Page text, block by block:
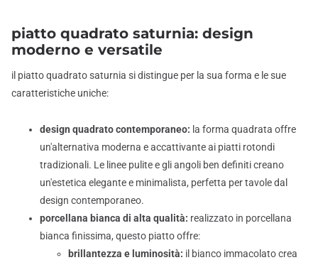
piatto quadrato saturnia: design
moderno e versatile
il piatto quadrato saturnia si distingue per la sua forma e le sue
caratteristiche uniche:
design quadrato contemporaneo: la forma quadrata offre
un'alternativa moderna e accattivante ai piatti rotondi
tradizionali. Le linee pulite e gli angoli ben definiti creano
un'estetica elegante e minimalista, perfetta per tavole dal
design contemporaneo.
porcellana bianca di alta qualità: realizzato in porcellana
bianca finissima, questo piatto offre:
brillantezza e luminosità: il bianco immacolato crea